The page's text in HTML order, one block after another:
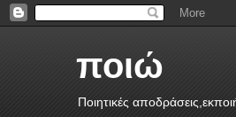
ποιώ
Ποιητικές